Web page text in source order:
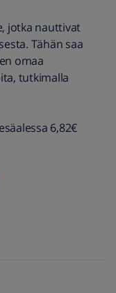
jotka nauttivat
Tähän saa
omaa
tutkimalla
6,82€